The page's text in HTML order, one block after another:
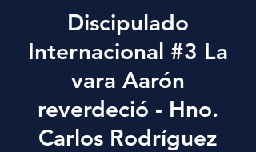
Discipulado
Internacional #3 La
vara Aarón
reverdeció - Hno.
Carlos Rodríguez